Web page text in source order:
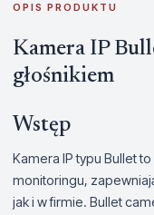
OPIS PRODUKTU
Kamera IP
głośnikiem
Wstęp
Kamera IP typu Bullet
monitoringu,
jak i w firmie. Bullet